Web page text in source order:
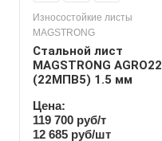
Износостойкие листы
MAGSTRONG
Стальной лист
MAGSTRONG AGRO22
(22MПВ5) 1.5 мм
Цена:
119 700 руб/т
12 685 руб/шт